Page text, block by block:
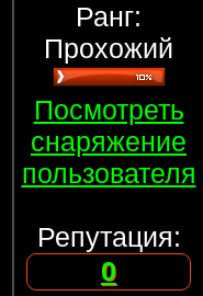
Ранг:
Прохожий
Посмотреть
снаряжение
пользователя
Репутация:
0